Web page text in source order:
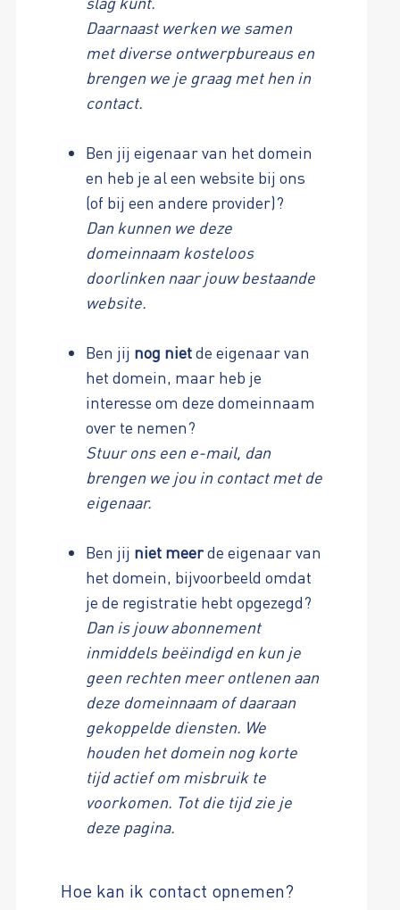
Daarnaast werken we samen
met diverse ontwerpbureaus en
brengen we je graag met hen in
contact.
Ben jij eigenaar van het domein
en heb je al een website bij ons
(of bij een andere provider)?
Dan kunnen we deze
domeinnaam kosteloos
doorlinken naar jouw bestaande
website.
Ben jij nog nietde eigenaar van
het domein, maar heb je
interesse om deze domeinnaam
over te nemen?
Stuur ons een e-mail, dan
brengen we jou in contact met de
eigenaar.
Ben jij niet meerde eigenaar van
het domein, bijvoorbeeld omdat
je de registratie hebt opgezegd?
Dan is jouw abonnement
inmiddels beëindigd en kun je
geen rechten meer ontlenen aan
deze domeinnaam of daaraan
gekoppelde diensten. We
houden het domein nog korte
tijd actief om misbruik te
voorkomen. Tot die tijd zie je
deze pagina.
Hoe kan ik contact opnemen?